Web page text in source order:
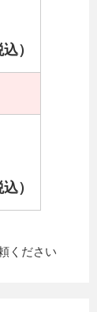
）
）
ください